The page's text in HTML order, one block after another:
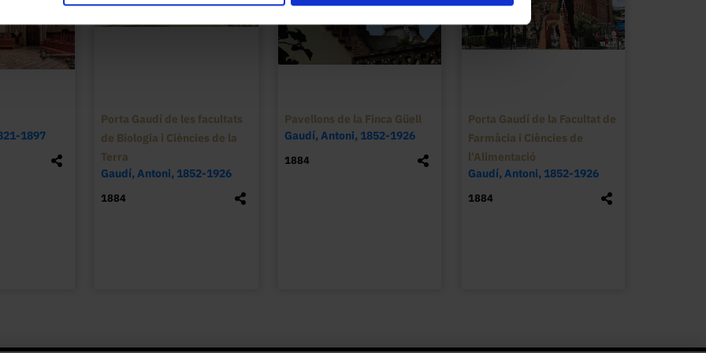
Durant els darrers anys s'han portat a terme reformes importants de l'edifici, com ara
les que van projectar els arquitectes Lluís Clotet i Ignasi Paricio, que afecten la part
central, i l'estudi d'arquitectura de Miquel Espinet i Antoni Ubach.
1897
Porta Gaudí de les facultats
de Biologia i Ciències de la
Terra
Gaudí, Antoni, 1852-1926
1884
Pavellons de la Finca Güell
Gaudí, Antoni, 1852-1926
1884
Porta Gaudí de la Facultat de
Farmàcia i Ciències de
l’Alimentació
Gaudí, Antoni, 1852-1926
1884